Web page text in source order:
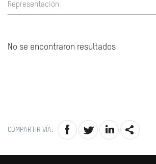
Representación
No se encontraron resultados
COMPARTIR VÍA: